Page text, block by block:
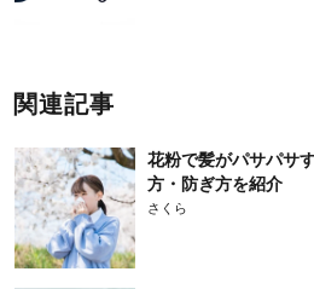
関連記事
花粉で髪がパサパサ
方・防ぎ方を紹介
さくら